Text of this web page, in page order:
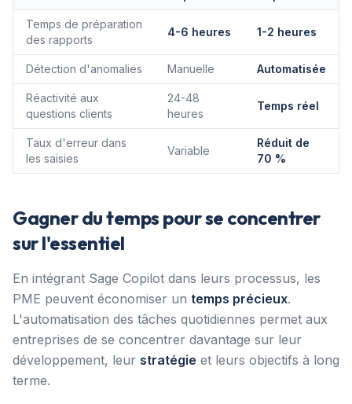
Temps de préparation
des rapports
4-6 heures 1-2 heures
Détection d'anomalies Manuelle Automatisée
Réactivité aux
questions clients
24-48
heures
Temps réel
Taux d'erreur dans
les saisies
Variable
Réduit de
70 %
Gagner du temps pour se concentrer
sur l'essentiel
En intégrant Sage Copilot dans leurs processus, les
PME peuvent économiser un temps précieux.
L'automatisation des tâches quotidiennes permet aux
entreprises de se concentrer davantage sur leur
développement, leur stratégie et leurs objectifs à long
terme.